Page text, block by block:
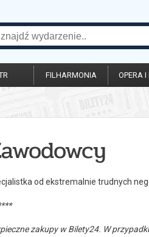
FILHARMONIA OPERA
od ekstremalnie trudnych
zakupy w Bilety24. W